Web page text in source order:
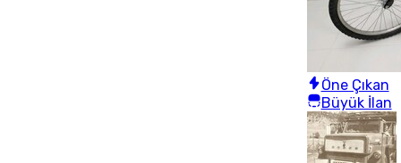
Öne Çıkan
Büyük İlan